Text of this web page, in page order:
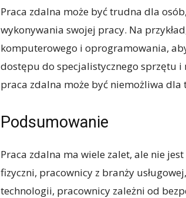
Praca zdalna może być trudna dla
wykonywania swojej pracy. Na
komputerowego i oprogramowania,
dostępu do specjalistycznego sprzętu
praca zdalna może być niemożliwa dla
Podsumowanie
Praca zdalna ma wiele zalet, ale nie
fizyczni, pracownicy z branży
technologii, pracownicy zależni od